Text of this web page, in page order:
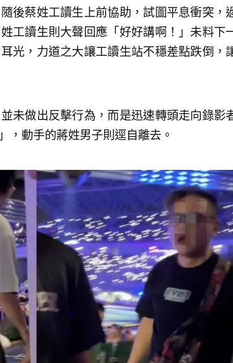
後蔡姓工讀生上前協助，試圖平息衝突，
工讀生則大聲回應「好好講啊！」未料下
光，力道之大讓工讀生站不穩差點跌倒，
未做出反擊行為，而是迅速轉頭走向錄影
，動手的蔣姓男子則逕自離去。